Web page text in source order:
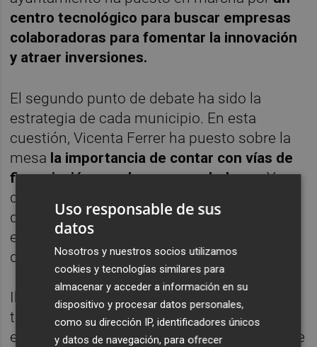
centro tecnológico para buscar empresas
colaboradoras para fomentar la innovación
y atraer inversiones.
El segundo punto de debate ha sido la
estrategia de cada municipio. En esta
cuestión, Vicenta Ferrer ha puesto sobre la
mesa la importancia de contar con vías de
financiación para los emprendedores.Y
dentro de estas posibilidades, ha explicado
que desde su área municipal se ha puesto
en marcha un marketplace para el comercio
de Gandia.
Ibáñez, de Elda, ha indicado que su área ha
trabajado con las organizaciones
empresariales de la ciudad con el objetivo de
Uso responsable de sus
datos
Nosotros y nuestros socios utilizamos
cookies y tecnologías similares para
almacenar y acceder a información en su
dispositivo y procesar datos personales,
como su dirección IP, identificadores únicos
y datos de navegación, para ofrecer